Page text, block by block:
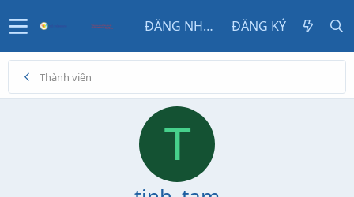
ĐĂNG NHẬP ĐĂNG KÝ
Thành viên
T